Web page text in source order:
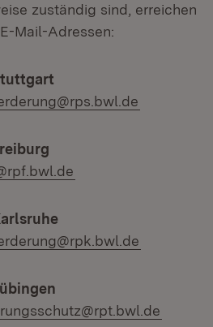
zuständig sind, erreichen
Mail-Adressen: